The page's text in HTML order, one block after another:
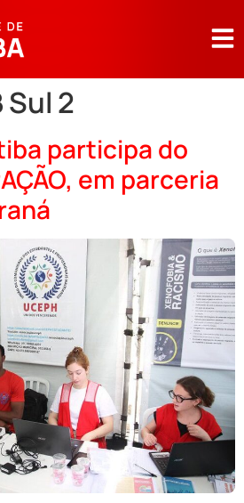
Sul 2
participa do
em parceria